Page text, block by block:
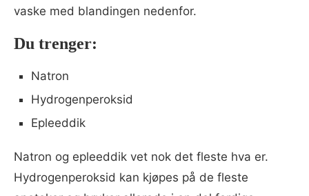
vaske med blandingen nedenfor.
Du trenger:
Natron
Hydrogenperoksid
Epleeddik
Natron og epleeddik vet nok det fleste hva er.
Hydrogenperoksid kan kjøpes på de fleste